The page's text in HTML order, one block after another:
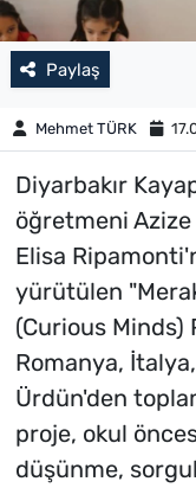
Paylaş
Mehmet TÜRK
Diyarbakır
öğretmeni Azize
Elisa
yürütülen
(Curious Minds)
Romanya,
Ürdün'den
proje, okul
düşünme,